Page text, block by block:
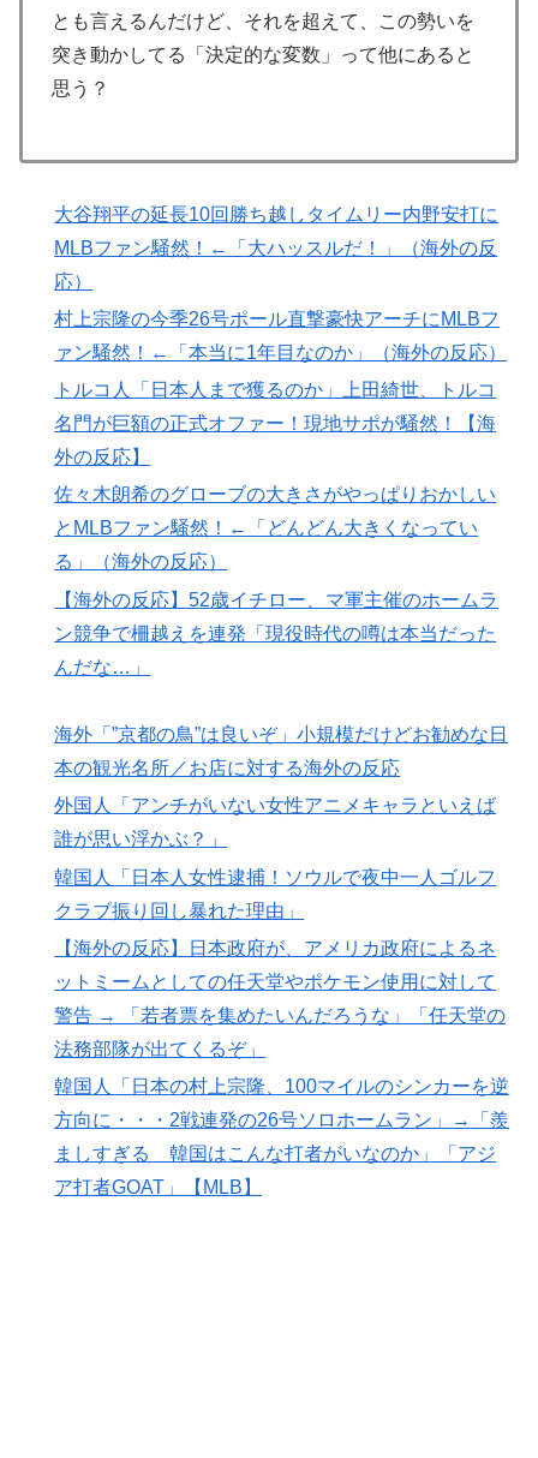
節に負けることが増えるけど結局10月には勝って終わる
んだよ」
▶
韓国人「韓国人が日本のラーメンについて勘違いしてい
の観光名所／お店に対する海外の反応
▶ 【海外の反応】52歳イチロー、マ軍主催のホームラン競
争で柵越えを連発「現役時代の噂は本当だったんだ
な…」
▶ 海外「不思議だね！」日本の雇用制度の正しさに気づき
始めた欧米に海外が大騒ぎ
▶ 【衝撃】韓国人「日本の軽トラ、原型どこ行った」
▶ 無気力な韓国代表、オーストリアにも0-1で敗北…3月の
Aマッチは2敗で終＝韓国の反応
▶ 外国人「アジア杯で優勝するんだ」日本代表、W杯ポッ
ト1入りに現実味!?2030大会で出場枠「64」なら追い風
に！アメリカ人もポット1争いに熱視線！【海外の反
応】
▶
韓国人「織田信長の安土城の復元図と建築技術の高さに
▶ 韓国人「日本人女性逮捕！ソウルで夜中一人ゴルフクラ
ブ振り回し暴れた理由」
▶ トルコ人「日本人まで獲るのか」上田綺世、トルコ名門
が巨額の正式オファー！現地サポが騒然！【海外の反
▶ ヒロアカの葉隠ちゃんって透明なうんこするの？
トランプ大統領「日本ほど奇襲を知る国ない、真珠湾の
時なぜ知らせなかったのか」…目を大きく開いた高市首
相＝韓国の反応
▶ 海外「日本の科学者が猫の寿命を2倍に上げる注射剤を
開発。これこそノーベル賞だろ！」
とも言えるんだけど、それを超えて、この勢いを
突き動かしてる「決定的な変数」って他にあると
思う？
大谷翔平の延長10回勝ち越しタイムリー内野安打に
MLBファン騒然！←「大ハッスルだ！」（海外の反
応）
村上宗隆の今季26号ポール直撃豪快アーチにMLBフ
ァン騒然！←「本当に1年目なのか」（海外の反応）
トルコ人「日本人まで獲るのか」上田綺世、トルコ
名門が巨額の正式オファー！現地サポが騒然！【海
外の反応】
佐々木朗希のグローブの大きさがやっぱりおかしい
とMLBファン騒然！←「どんどん大きくなってい
る」（海外の反応）
【海外の反応】52歳イチロー、マ軍主催のホームラ
ン競争で柵越えを連発「現役時代の噂は本当だった
んだな…」
海外「”京都の鳥”は良いぞ」小規模だけどお勧めな日
本の観光名所／お店に対する海外の反応
外国人「アンチがいない女性アニメキャラといえば
誰が思い浮かぶ？」
韓国人「日本人女性逮捕！ソウルで夜中一人ゴルフ
クラブ振り回し暴れた理由」
【海外の反応】日本政府が、アメリカ政府によるネ
ットミームとしての任天堂やポケモン使用に対して
警告 → 「若者票を集めたいんだろうな」「任天堂の
法務部隊が出てくるぞ」
韓国人「日本の村上宗隆、100マイルのシンカーを逆
方向に・・・2戦連発の26号ソロホームラン」→「羨
ましすぎる 韓国はこんな打者がいなのか」「アジ
ア打者GOAT」【MLB】